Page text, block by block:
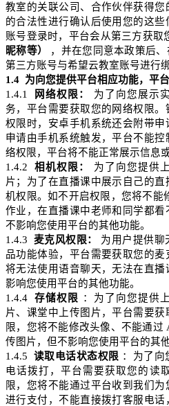
教室的关联公司、合作伙伴获得
的合法性进行确认后使用您的这
账号登录时，平台会从第三方获取
昵称等）
，并在您同意本政策后
第三方账号与希望云教室账号进行绑
1.4 为向您提供平台相应功能，平
1.4.1
网络权限：
为了向您展示
务，平台需要获取您的网络权限
权限时， 安卓手机系统还会附带申
申请由手机系统触发，平台不能
络权限，平台将不能正常展示信息
1.4.2
相机权限： 为了向您提供
片；为了在直播课中展示自己的
机权限。如不开启权限，您将不能
作业，在直播课中老师和同学都
不影响您使用平台的其他功能。
1.4.3
麦克风权限：
为用户提供聊
品功能体验，平台需要获取您的
将无法使用语音聊天，无法在直
影响您使用平台的其他功能。
1.4.4
存储权限 ：为了向您提供
片、课堂中上传图片，平台需要
限，您将不能修改头像、不能通过
传图片，但不影响您使用平台的其他
1.4.5
读取电话状态权限 ：为了向
电话拨打，平台需要获取您的读
限，您将不能通过平台收到我们
进行支付，不能直接拨打客服电